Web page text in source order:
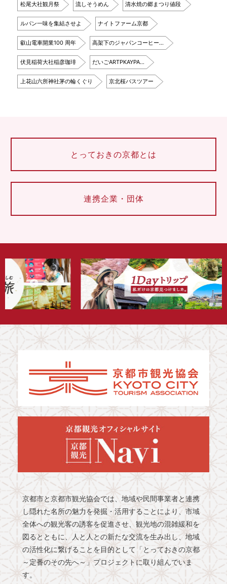
松尾大社観月祭 流しそうめん 清水焼の郷まつり値段
ルパン一味を集結させよ ナイトファーム京都
叡山電車開業100 周年 高架下のジャパンコーヒー…
伏見稲荷大社稲彦珈琲 だいごARTPKAYPA…
上花山六所神社茅の輪くぐり 京北桜バスツアー
とっておきの京都とは
連携企業・団体
京都市と京都市観光協会では、地域や民間事業者と連携
し隠れた名所の魅力を発掘・活用することにより、市域
全体への観光客の誘客を促進させ、観光地の混雑緩和を
図るとともに、人と人との新たな交流を生み出し、地域
の活性化に繋げることを目的として「とっておきの京都
～定番のその先へ～」プロジェクトに取り組んでいま
す。